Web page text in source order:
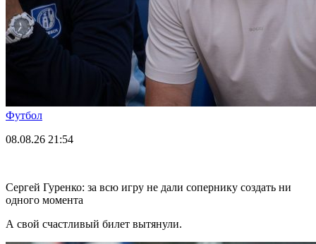
Футбол
08.08.26 21:54
Сергей Гуренко: за всю игру не дали сопернику создать ни
одного момента
А свой счастливый билет вытянули.